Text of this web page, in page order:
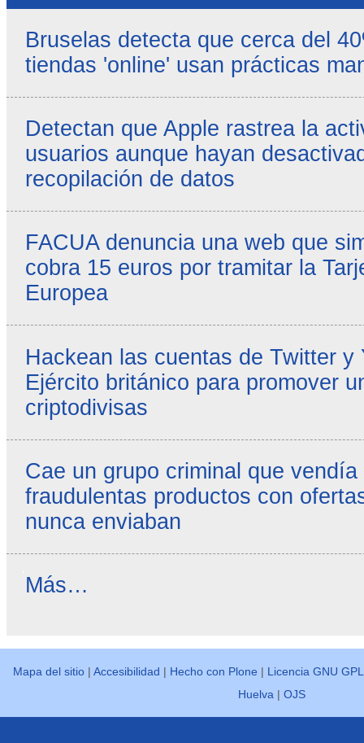
Bruselas detecta que cerca del
tiendas 'online' usan prácticas
Detectan que Apple rastrea la
usuarios aunque hayan
recopilación de datos
FACUA denuncia una web que
cobra 15 euros por tramitar la
Europea
Hackean las cuentas de Twitter y
Ejército británico para promover
criptodivisas
Cae un grupo criminal que
fraudulentas productos con
nunca enviaban
Reseñas
Más…
Mapa del sitio |Accesibilidad | Hecho con Plone | Licencia GNU GPL
Huelva |OJS